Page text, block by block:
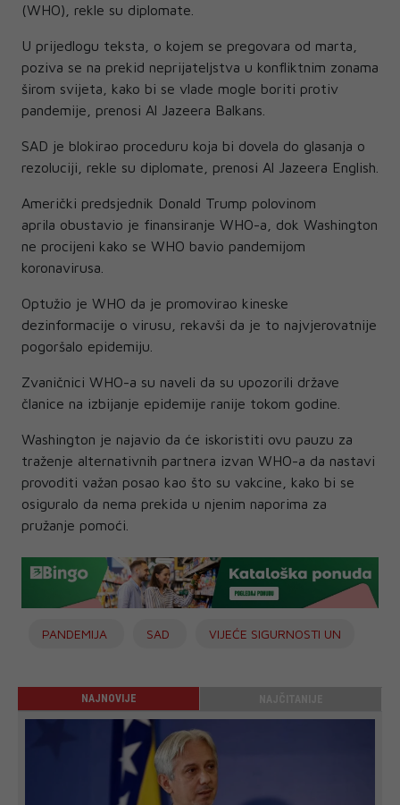
(WHO), rekle su diplomate.
U prijedlogu teksta, o kojem se pregovara od marta,
poziva se na prekid neprijateljstva u konfliktnim zonama
širom svijeta, kako bi se vlade mogle boriti protiv
pandemije, prenosi Al Jazeera Balkans.
SAD je blokirao proceduru koja bi dovela do glasanja o
rezoluciji, rekle su diplomate, prenosi Al Jazeera English.
Američki predsjednik Donald Trump polovinom
aprila obustavio je finansiranje WHO-a, dok Washington
ne procijeni kako se WHO bavio pandemijom
koronavirusa.
Optužio je WHO da je promovirao kineske
dezinformacije o virusu, rekavši da je to najvjerovatnije
pogoršalo epidemiju.
Zvaničnici WHO-a su naveli da su upozorili države
članice na izbijanje epidemije ranije tokom godine.
Washington je najavio da će iskoristiti ovu pauzu za
traženje alternativnih partnera izvan WHO-a da nastavi
provoditi važan posao kao što su vakcine, kako bi se
osiguralo da nema prekida u njenim naporima za
pružanje pomoći.
PANDEMIJA SAD VIJEĆE SIGURNOSTI UN
NAJNOVIJE